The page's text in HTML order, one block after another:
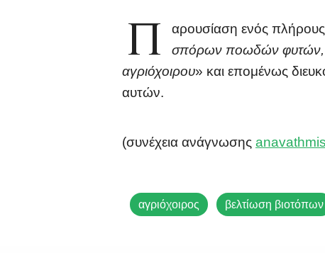
Π αρουσίαση ενός
σπόρων ποωδών φυτών,
αγριόχοιρου» και επομένως
αυτών.
(συνέχεια ανάγνωσης
αγριόχοιρος βελτίωση βιοτόπων